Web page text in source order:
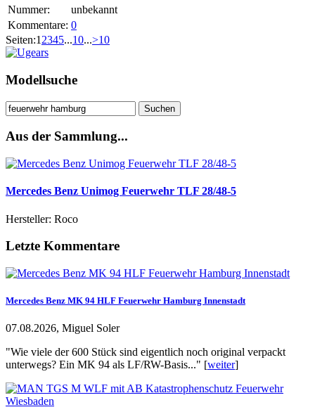
Nummer:
unbekannt
Kommentare: 0
Seiten:1 2345...10...>10
Modellsuche
Suchen
nach:
Aus der Sammlung...
Mercedes Benz Unimog Feuerwehr TLF 28/48-5
Hersteller: Roco
Letzte Kommentare
Mercedes Benz MK 94 HLF Feuerwehr Hamburg Innenstadt
07.08.2026, Miguel Soler
"Wie viele der 600 Stück sind eigentlich noch original verpackt
unterwegs? Ein MK 94 als LF/RW-Basis..." [weiter]